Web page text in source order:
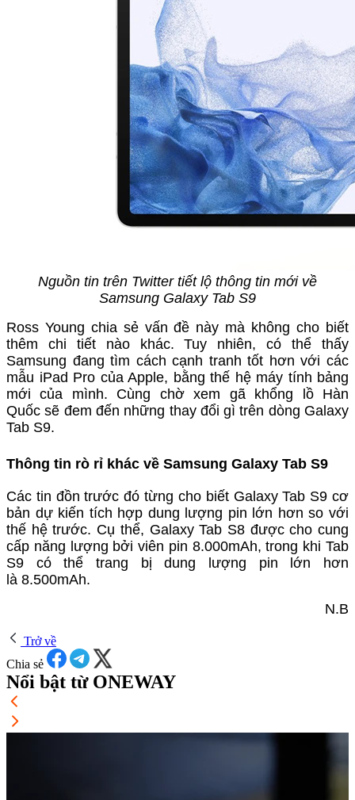
Nguồn tin trên Twitter tiết lộ thông tin mới về
Samsung Galaxy Tab S9
Ross Young chia sẻ vấn đề này mà không cho biết
thêm chi tiết nào khác. Tuy nhiên, có thể thấy
Samsung đang tìm cách cạnh tranh tốt hơn với các
mẫu iPad Pro của Apple, bằng thế hệ máy tính bảng
mới của mình. Cùng chờ xem gã khổng lồ Hàn
Quốc sẽ đem đến những thay đổi gì trên dòng Galaxy
Tab S9.
Thông tin rò rỉ khác về Samsung Galaxy Tab S9
Các tin đồn trước đó từng cho biết Galaxy Tab S9 cơ
bản dự kiến tích hợp dung lượng pin lớn hơn so với
thế hệ trước. Cụ thể, Galaxy Tab S8 được cho cung
cấp năng lượng bởi viên pin 8.000mAh, trong khi Tab
S9 có thể trang bị dung lượng pin
lớn hơn
là 8.500mAh.
N.B
Trở về
Chia sẻ
Nổi bật từ ONEWAY